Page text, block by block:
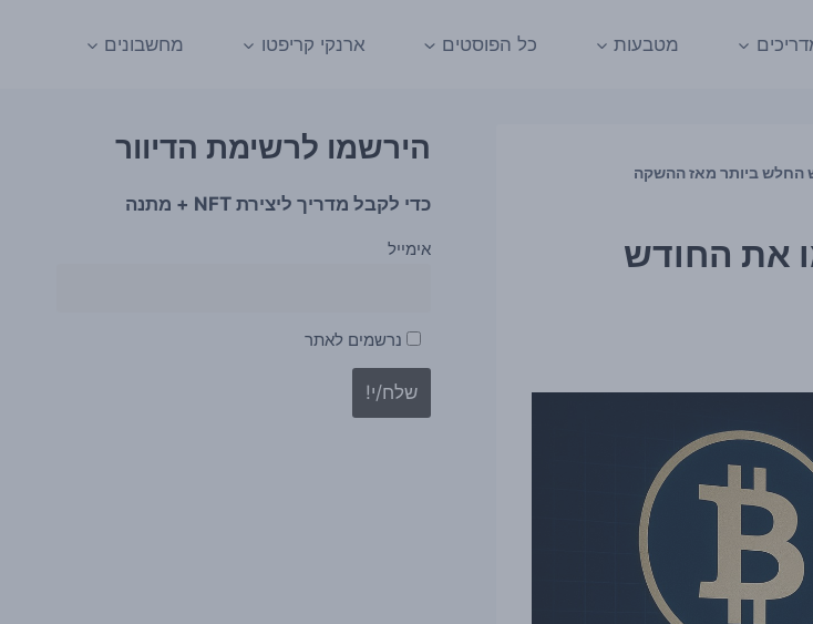
מטבעות כל הפוסטים ארנקי קריפטו מחשבונים
החלש ביותר מאז ההשקה
את החודש
הירשמו לרשימת הדיוור
כדי לקבל מדריך ליצירת NFT + מתנה
אימייל
נרשמים לאתר